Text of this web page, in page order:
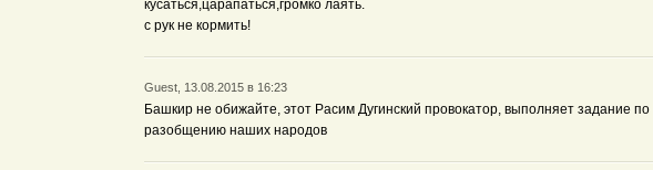
кусаться,царапаться,громко лаять.
с рук не кормить!
Guest, 13.08.2015 в 16:23
Башкир не обижайте, этот Расим Дугинский провокатор, выполняет задание по
разобщению наших народов